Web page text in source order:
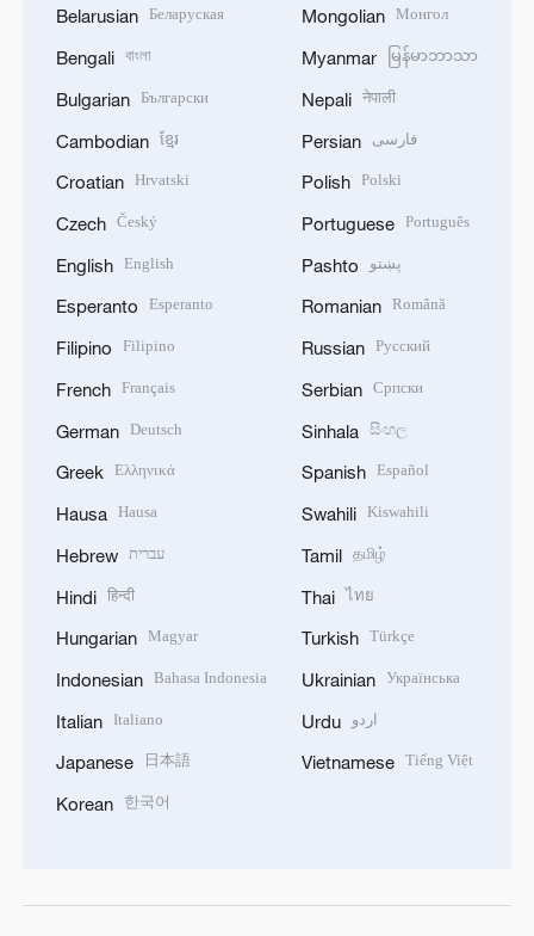
Belarusian Беларуская
Bengali বাংলা
Bulgarian Български
Cambodian ខ្មែរ
Croatian Hrvatski
Czech Český
English English
Esperanto Esperanto
Filipino Filipino
French Français
German Deutsch
Greek Ελληνικά
Hausa Hausa
Hebrew עברית
Hindi हिन्दी
Hungarian Magyar
Indonesian Bahasa Indonesia
Italian Italiano
Japanese 日本語
Korean 한국어
Mongolian Монгол
Myanmar မြန်မာဘာသာ
Nepali नेपाली
Persian فارسی
Polish Polski
Portuguese Português
Pashto پښتو
Romanian Română
Russian Русский
Serbian Српски
Sinhala සිංහල
Spanish Español
Swahili Kiswahili
Tamil தமிழ்
Thai ไทย
Turkish Türkçe
Ukrainian Українська
Urdu اردو
Vietnamese Tiếng Việt